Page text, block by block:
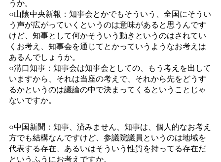
うか。
○山陰中央新報：知事会とかでもそういう、全国にそうい
う声が広がっていくというのは意味があると思うんです
けど、知事として何かそういう動きというのはされてい
くお考え、知事会を通じてとかっていうようなお考えは
あるんでしょうか。
○溝口知事：知事会は知事会としての、もう考えを出して
いますから、それは当座の考えで、それから先をどうす
るかというのは議論の中で決まってくるということじゃ
ないですか。
○中国新聞：知事、済みません、知事は、個人的なお考え
方でも結構なんですけど、参議院議員というのは地域を
代表する存在、あるいはそういう性質を持ってる存在だ
というふうにお考えですか。